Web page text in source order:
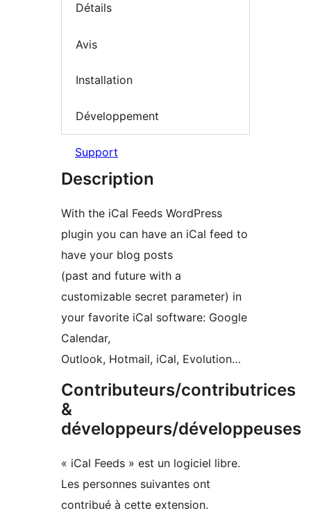
Détails
Avis
Installation
Développement
Support
Description
With the iCal Feeds WordPress
plugin you can have an iCal feed to
have your blog posts
(past and future with a
customizable secret parameter) in
your favorite iCal software: Google
Calendar,
Outlook, Hotmail, iCal, Evolution…
Contributeurs/contributrices
&
développeurs/développeuses
« iCal Feeds » est un logiciel libre.
Les personnes suivantes ont
contribué à cette extension.